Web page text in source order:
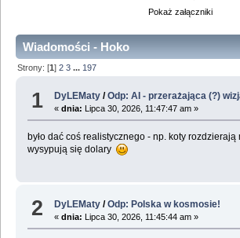
Pokaż załączniki
Wiadomości - Hoko
Strony: [1]2 3 ... 197
1 DyLEMaty /Odp: AI - przerażająca (?)
«dnia: Lipca 30, 2026, 11:47:47 am »
było dać coś realistycznego - np. koty rozdzierają
wysypują się dolary
2 DyLEMaty /Odp: Polska w kosmosie!
«dnia: Lipca 30, 2026, 11:45:44 am »